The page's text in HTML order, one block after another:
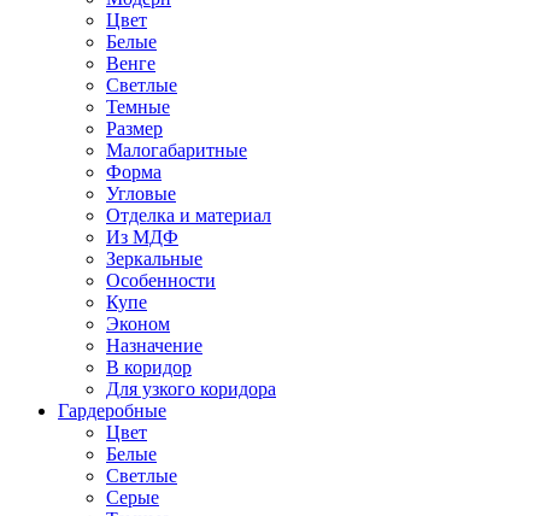
Цвет
Белые
Венге
Светлые
Темные
Размер
Малогабаритные
Форма
Угловые
Отделка и материал
Из МДФ
Зеркальные
Особенности
Купе
Эконом
Назначение
В коридор
Для узкого коридора
Гардеробные
Цвет
Белые
Светлые
Серые